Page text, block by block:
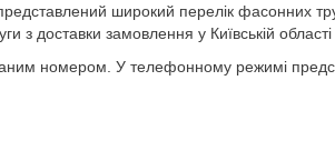
широкий перелік фасонних
доставки замовлення у Київській області
номером. У телефонному режимі